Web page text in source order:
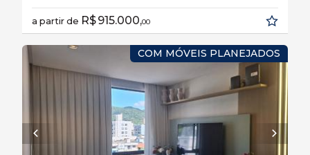
a partir de R$ 915.000,00
COM MÓVEIS PLANEJADOS